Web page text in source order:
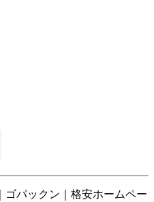
パックン｜格安ホームペー